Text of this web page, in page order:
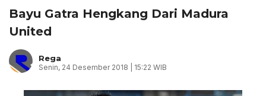
Bayu Gatra Hengkang Dari Madura
United
Rega
Senin, 24 Desember 2018 | 15:22 WIB